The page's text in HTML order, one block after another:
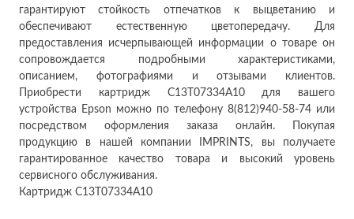
гарантируют стойкость отпечатков к выцветанию и
обеспечивают естественную цветопередачу. Для
предоставления исчерпывающей информации о товаре он
сопровождается подробными характеристиками,
описанием, фотографиями и отзывами клиентов.
Приобрести картридж C13T07334A10 для вашего
устройства Epson можно по телефону 8(812)940-58-74 или
посредством оформления заказа онлайн. Покупая
продукцию в нашей компании IMPRINTS, вы получаете
гарантированное качество товара и высокий уровень
сервисного обслуживания.
Картридж C13T07334A10